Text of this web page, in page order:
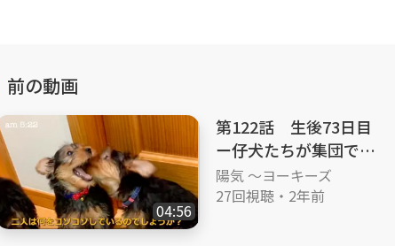
#babybook #seventy-fourth-day #ten-weeks-old #two-months-old
#buddy-buddy #loves-for-parents #like-to-
前の動画
04:56
第122話 生後73日目
ー仔犬たちが集団で隆
之亮パパを追いかける
ー
陽気 ～ヨーキーズ
27回視聴 ・ 2年前